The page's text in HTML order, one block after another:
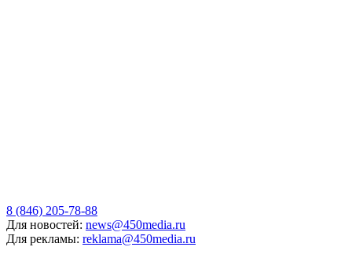
8 (846) 205-78-88
Для новостей: news@450media.ru
Для рекламы: reklama@450media.ru